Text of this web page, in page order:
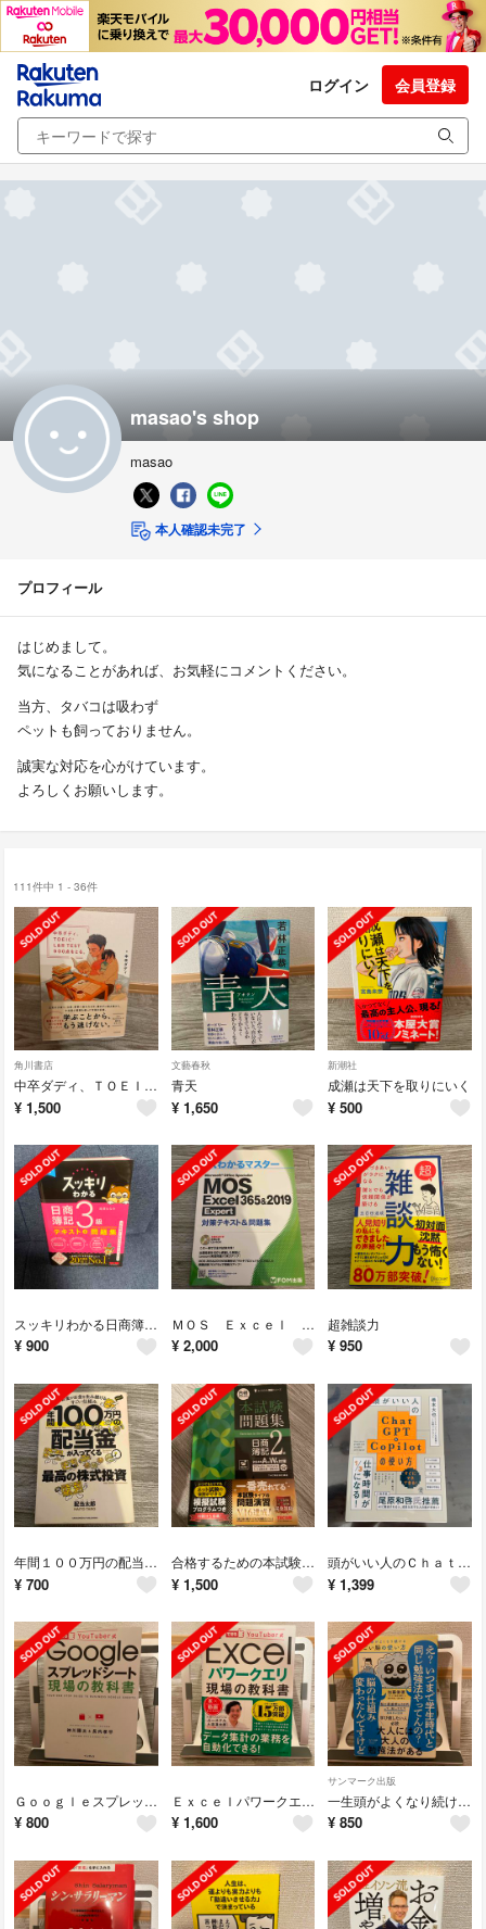
ログイン 会員登録
masao's shop
masao
本人確認未完了
プロフィール
はじめまして。
気になることがあれば、お気軽にコメントください。
当方、タバコは吸わず
ペットも飼っておりません。
誠実な対応を心がけています。
よろしくお願いします。
111件中 1 - 36件
角川書店
中卒ダディ、ＴＯＥＩＣ Ｌ＆Ｒ ＴＥＳＴ ９００点をとる。
¥ 1,500
文藝春秋
青天
¥ 1,650
新潮社
成瀬は天下を取りにいく
¥ 500
スッキリわかる日商簿記３級
¥ 900
ＭＯＳ Ｅｘｃｅｌ ３６５＆２０１９ Ｅｘｐｅｒｔ対策テキスト＆問題集
¥ 2,000
超雑談力
¥ 950
年間１００万円の配当金が入ってくる最高の株式投資
¥ 700
合格するための本試験問題集日商簿記２級
¥ 1,500
頭がいい人のＣｈａｔＧＰＴ＆Ｃｏｐｉｌｏｔの使い方
¥ 1,399
Ｇｏｏｇｌｅスプレッドシート現場の教科書
¥ 800
Ｅｘｃｅｌパワークエリ現場の教科書
¥ 1,600
サンマーク出版
一生頭がよくなり続けるすごい脳の使い方
¥ 850